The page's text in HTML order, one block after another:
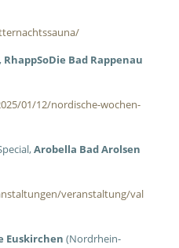
RhappSoDie Bad Rappenau
01/12/nordische-wochen-
Arobella Bad Arolsen
veranstaltung/val
Euskirchen (Nordrhein-